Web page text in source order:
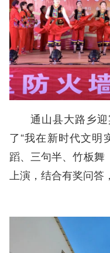
通山县大路乡
了“我在新时代文明
蹈、三句半、竹板舞
上演，结合有奖问答